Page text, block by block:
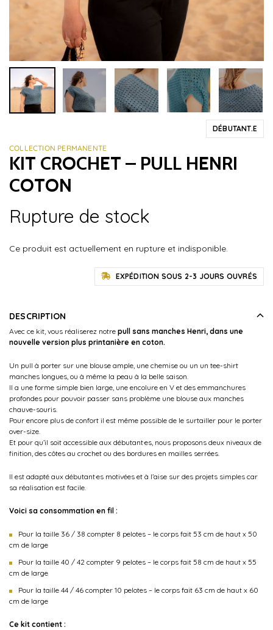
DÉBUTANT.E
COLLECTION PERMANENTE
KIT CROCHET – PULL HENRI
COTON
Rupture de stock
Ce produit est actuellement en rupture et indisponible.
EXPÉDITION SOUS 2-3 JOURS OUVRÉS
DESCRIPTION
Avec ce kit, vous réaliserez notre pull sans manches Henri, dans une
nouvelle version plus printanière en coton.
Un pull à porter sur une blouse ample, une chemise ou un un tee-shirt
manches longues, ou à même la peau à la belle saison.
Il a une forme simple bien large, une encolure en V et des emmanchures
profondes pour pouvoir passer sans problème une blouse aux manches
chauve-souris.
Pour encore plus de confort il est même possible de le surtailler pour le porter
over-size.
Et pour qu’il soit accessible aux débutant·es, nous proposons deux niveaux de
finition, des côtes au crochet ou des bordures en mailles serrées.
Il est adapté aux débutant·es motivées et à l’aise sur des projets simples car
sa réalisation est facile.
Voici sa consommation en fil :
Pour la taille 36 / 38 compter 8 pelotes – le corps fait 53 cm de haut x 50
cm de large
Pour la taille 40 / 42 compter 9 pelotes – le corps fait 58 cm de haut x 55
cm de large
Pour la taille 44 / 46 compter 10 pelotes – le corps fait 63 cm de haut x 60
cm de large
Ce kit contient :